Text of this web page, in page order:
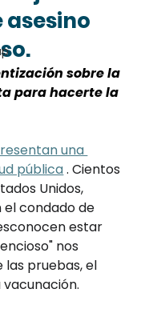
sobre la
para hacerte la
una
pública. Cientos
Unidos,
el condado de
estar
nos
pruebas, el